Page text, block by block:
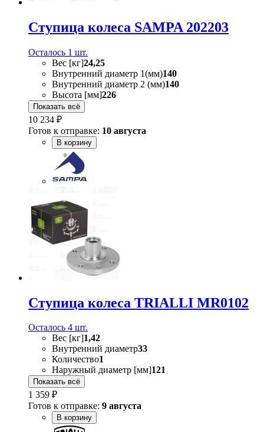
Ступица колеса SAMPA 202203
Осталось 1 шт.
Вес [кг]24,25
Внутренний диаметр 1(мм)140
Внутренний диаметр 2 (мм)140
Высота [мм]226
Показать всё
10 234 ₽
Готов к отправке: 10 августа
В корзину
Ступица колеса TRIALLI MR0102
Осталось 4 шт.
Вес [кг]1,42
Внутренний диаметр33
Количество1
Наружный диаметр [мм]121
Показать всё
1 359 ₽
Готов к отправке: 9 августа
В корзину